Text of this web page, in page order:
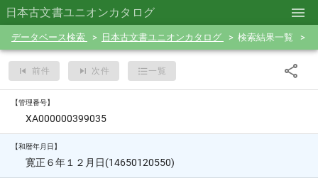
日本古文書ユニオンカタログ
データベース検索 日本古文書ユニオンカタログ 検索結果一覧
前件 次件 一覧
【管理番号】
XA000000399035
【和暦年月日】
寛正６年１２月日(14650120550)